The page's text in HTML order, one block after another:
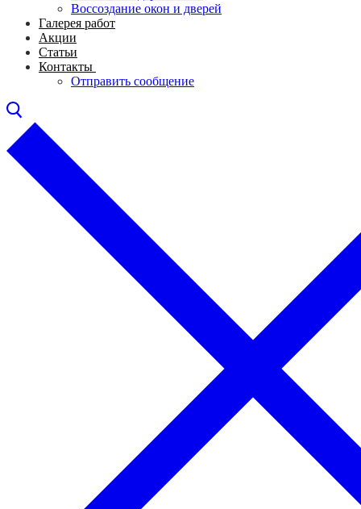
Воссоздание окон и дверей
Галерея работ
Акции
Статьи
Контакты
Отправить сообщение